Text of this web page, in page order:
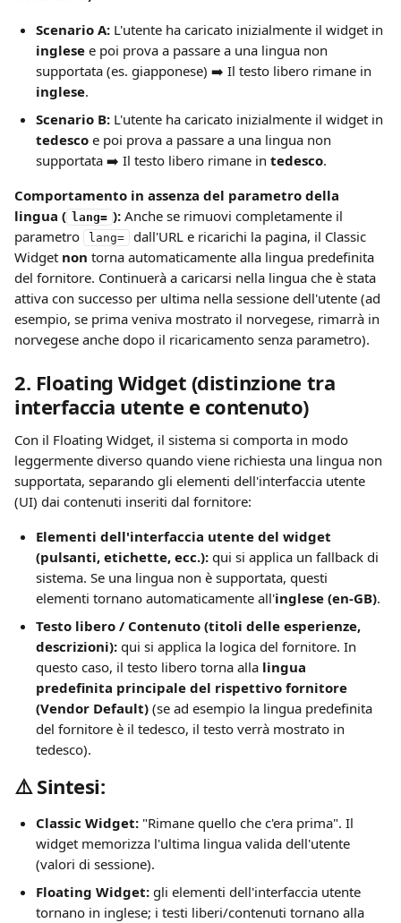
Scenario A: L'utente ha caricato inizialmente il widget in
inglese e poi prova a passare a una lingua non
supportata (es. giapponese) ➡️ Il testo libero rimane in
inglese.
Scenario B: L'utente ha caricato inizialmente il widget in
tedesco e poi prova a passare a una lingua non
supportata ➡️ Il testo libero rimane in tedesco.
Comportamento in assenza del parametro della
lingua ( lang= ): Anche se rimuovi completamente il
parametro
lang=
dall'URL e ricarichi la pagina, il Classic
Widget non torna automaticamente alla lingua predefinita
del fornitore. Continuerà a caricarsi nella lingua che è stata
attiva con successo per ultima nella sessione dell'utente (ad
esempio, se prima veniva mostrato il norvegese, rimarrà in
norvegese anche dopo il ricaricamento senza parametro).
2. Floating Widget (distinzione tra
interfaccia utente e contenuto)
Con il Floating Widget, il sistema si comporta in modo
leggermente diverso quando viene richiesta una lingua non
supportata, separando gli elementi dell'interfaccia utente
(UI) dai contenuti inseriti dal fornitore:
Elementi dell'interfaccia utente del widget
(pulsanti, etichette, ecc.): qui si applica un fallback di
sistema. Se una lingua non è supportata, questi
elementi tornano automaticamente all'inglese (en-GB).
Testo libero / Contenuto (titoli delle esperienze,
descrizioni): qui si applica la logica del fornitore. In
questo caso, il testo libero torna alla lingua
predefinita principale del rispettivo fornitore
(Vendor Default) (se ad esempio la lingua predefinita
del fornitore è il tedesco, il testo verrà mostrato in
tedesco).
⚠️ Sintesi:
Classic Widget: "Rimane quello che c'era prima". Il
widget memorizza l'ultima lingua valida dell'utente
(valori di sessione).
Floating Widget: gli elementi dell'interfaccia utente
tornano in inglese; i testi liberi/contenuti tornano alla